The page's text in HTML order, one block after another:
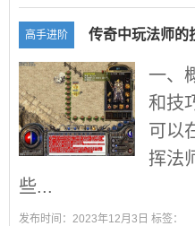
高手进阶 传奇中玩法师的
一、
和技
可以
挥法
些...
发布时间：2023年12月3日 标签：